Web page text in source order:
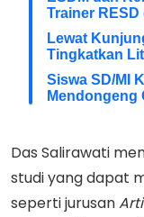
Trainer
Lewat
Tingkatkan
Siswa SD/MI
Mendongeng
Das Salirawati
studi yang dapat
seperti jurusan